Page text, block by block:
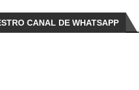
CANAL DE WHATSAPP